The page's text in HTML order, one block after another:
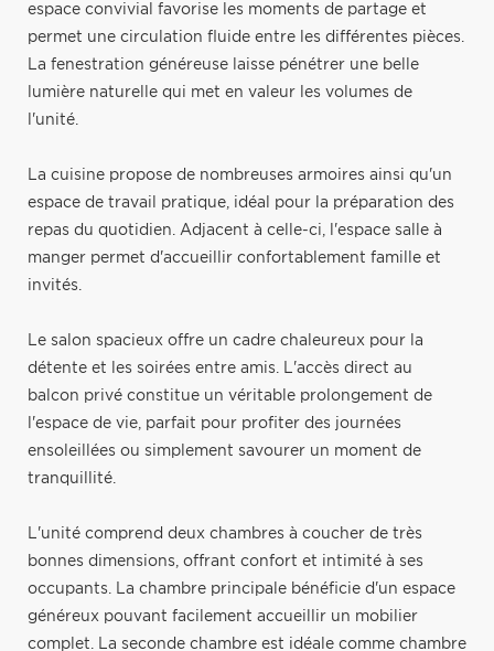
espace convivial favorise les moments de partage et
permet une circulation fluide entre les différentes pièces.
La fenestration généreuse laisse pénétrer une belle
lumière naturelle qui met en valeur les volumes de
l'unité.
La cuisine propose de nombreuses armoires ainsi qu'un
espace de travail pratique, idéal pour la préparation des
repas du quotidien. Adjacent à celle-ci, l'espace salle à
manger permet d'accueillir confortablement famille et
invités.
Le salon spacieux offre un cadre chaleureux pour la
détente et les soirées entre amis. L'accès direct au
balcon privé constitue un véritable prolongement de
l'espace de vie, parfait pour profiter des journées
ensoleillées ou simplement savourer un moment de
tranquillité.
L'unité comprend deux chambres à coucher de très
bonnes dimensions, offrant confort et intimité à ses
occupants. La chambre principale bénéficie d'un espace
généreux pouvant facilement accueillir un mobilier
complet. La seconde chambre est idéale comme chambre